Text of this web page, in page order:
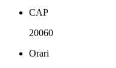
CAP
20060
Orari